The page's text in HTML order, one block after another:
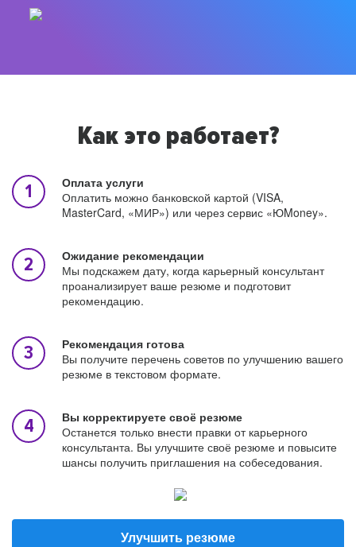
Как это работает?
Оплата услуги
Оплатить можно банковской картой (VISA,
MasterCard, «МИР») или через сервис «ЮMoney».
Ожидание рекомендации
Мы подскажем дату, когда карьерный консультант
проанализирует ваше резюме и подготовит
рекомендацию.
Рекомендация готова
Вы получите перечень советов по улучшению вашего
резюме в текстовом формате.
Вы корректируете своё резюме
Останется только внести правки от карьерного
консультанта. Вы улучшите своё резюме и повысите
шансы получить приглашения на собеседования.
Улучшить резюме